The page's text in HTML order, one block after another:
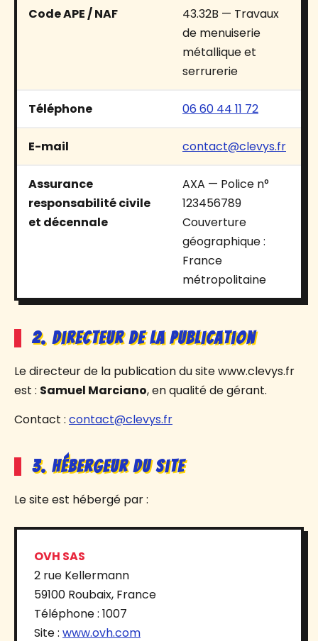
Code APE / NAF
43.32B — Travaux
de menuiserie
métallique et
serrurerie
Téléphone 06 60 44 11 72
E-mail contact@clevys.fr
Assurance
responsabilité civile
et décennale
AXA — Police n°
123456789
Couverture
géographique :
France
métropolitaine
2. Directeur de la publication
Le directeur de la publication du site www.clevys.fr
est : Samuel Marciano, en qualité de gérant.
Contact : contact@clevys.fr
3. Hébergeur du site
Le site est hébergé par :
OVH SAS
2 rue Kellermann
59100 Roubaix, France
Téléphone : 1007
Site : www.ovh.com